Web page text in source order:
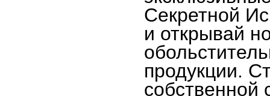
Секретной
и открывай
продукции.
собственной